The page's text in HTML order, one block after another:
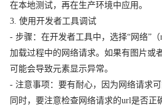
在本地测试，再在生产环境中应用。
3. 使用开发者工具调试
- 步骤：在开发者工具中，选择“网络”
加载过程中的网络请求。如果有图片或
可能会导致元素显示异常。
- 注意事项：要有耐心，因为网络请求
同时，要注意检查网络请求的url是否正